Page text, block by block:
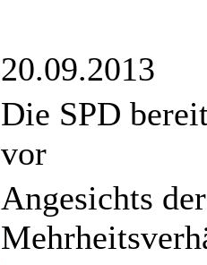
20.09.2013
Die SPD
vor
Angesichts